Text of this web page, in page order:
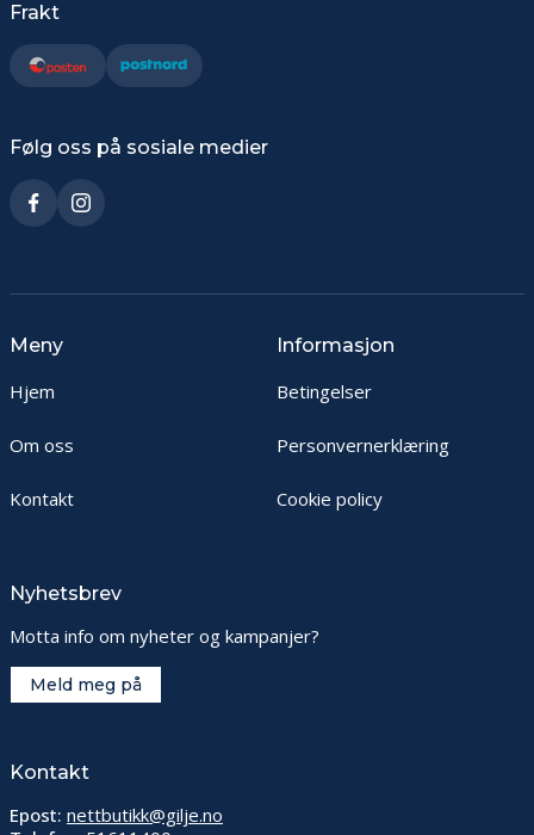
Frakt
Følg oss på sosiale medier
Meny
Hjem
Om oss
Kontakt
Informasjon
Betingelser
Personvernerklæring
Cookie policy
Nyhetsbrev
Motta info om nyheter og kampanjer?
Meld meg på
Kontakt
Epost: nettbutikk@gilje.no